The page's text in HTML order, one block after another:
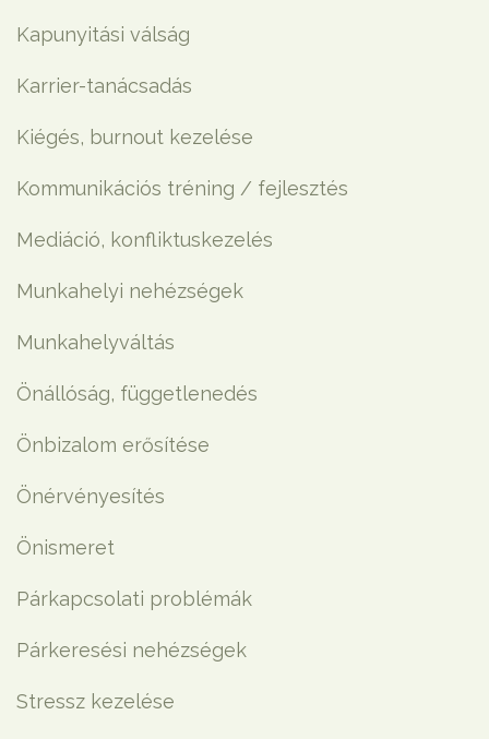
Kapunyitási válság
Karrier-tanácsadás
Kiégés, burnout kezelése
Kommunikációs tréning / fejlesztés
Mediáció, konfliktuskezelés
Munkahelyi nehézségek
Munkahelyváltás
Önállóság, függetlenedés
Önbizalom erősítése
Önérvényesítés
Önismeret
Párkapcsolati problémák
Párkeresési nehézségek
Stressz kezelése